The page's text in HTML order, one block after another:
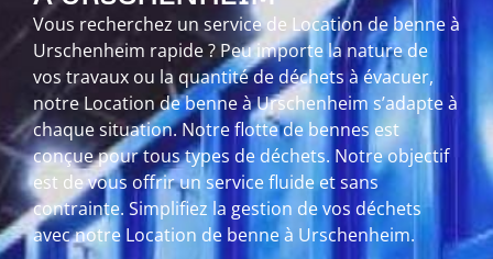
Vous recherchez un service de Location de benne à
Urschenheim rapide ? Peu importe la nature de
vos travaux ou la quantité de déchets à évacuer,
notre Location de benne à Urschenheim s’adapte à
chaque situation. Notre flotte de bennes est
conçue pour tous types de déchets. Notre objectif
est de vous offrir un service fluide et sans
contrainte. Simplifiez la gestion de vos déchets
avec notre Location de benne à Urschenheim.